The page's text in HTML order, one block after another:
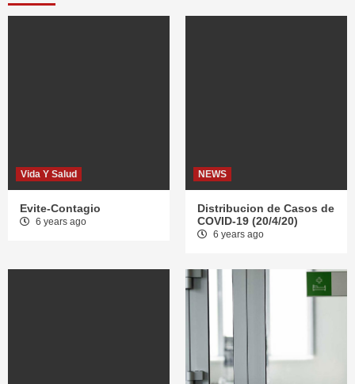
Vida Y Salud
Evite-Contagio
6 years ago
NEWS
Distribucion de Casos de
COVID-19 (20/4/20)
6 years ago